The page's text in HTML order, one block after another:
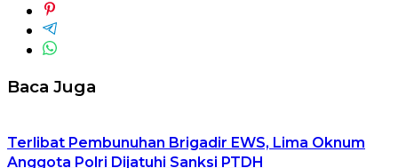
Baca Juga
Terlibat Pembunuhan Brigadir EWS, Lima Oknum
Anggota Polri Dijatuhi Sanksi PTDH